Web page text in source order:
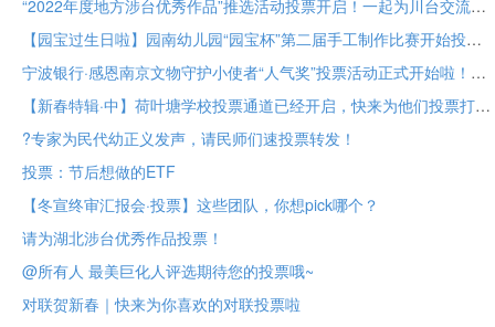
“2022年度地方涉台优秀作品”推选活动投票开启！一起为川台交流成果助力！
【园宝过生日啦】园南幼儿园“园宝杯”第二届手工制作比赛开始投票啦！
宁波银行·感恩南京文物守护小使者“人气奖”投票活动正式开始啦！
【新春特辑·中】荷叶塘学校投票通道已经开启，快来为他们投票打call吧！
?专家为民代幼正义发声，请民师们速投票转发！
投票：节后想做的ETF
【冬宣终审汇报会·投票】这些团队，你想pick哪个？
请为湖北涉台优秀作品投票！
@所有人 最美巨化人评选期待您的投票哦~
对联贺新春｜快来为你喜欢的对联投票啦